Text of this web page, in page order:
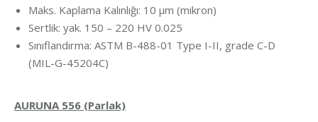
Maks. Kaplama Kalınlığı: 10 μm (mikron)
Sertlik: yak. 150 – 220 HV 0.025
Sınıflandırma: ASTM B-488-01 Type I-II, grade C-D
(MIL-G-45204C)
AURUNA 556 (Parlak)